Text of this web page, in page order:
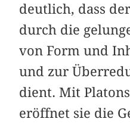
deutlich, dass
durch die
von Form und
und zur
dient. Mit
eröffnet sie die